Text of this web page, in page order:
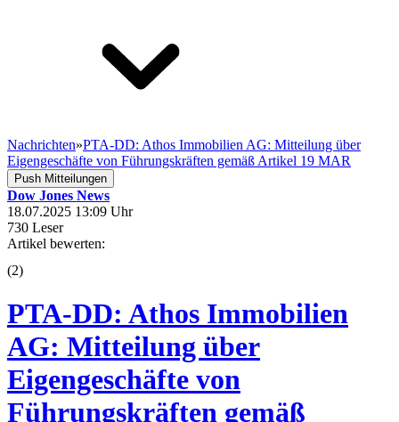
Nachrichten»PTA-DD: Athos Immobilien AG: Mitteilung über
Eigengeschäfte von Führungskräften gemäß Artikel 19 MAR
Push Mitteilungen
Dow Jones News
18.07.2025 13:09 Uhr
730 Leser
Artikel bewerten:
(2)
PTA-DD: Athos Immobilien
AG: Mitteilung über
Eigengeschäfte von
Führungskräften gemäß